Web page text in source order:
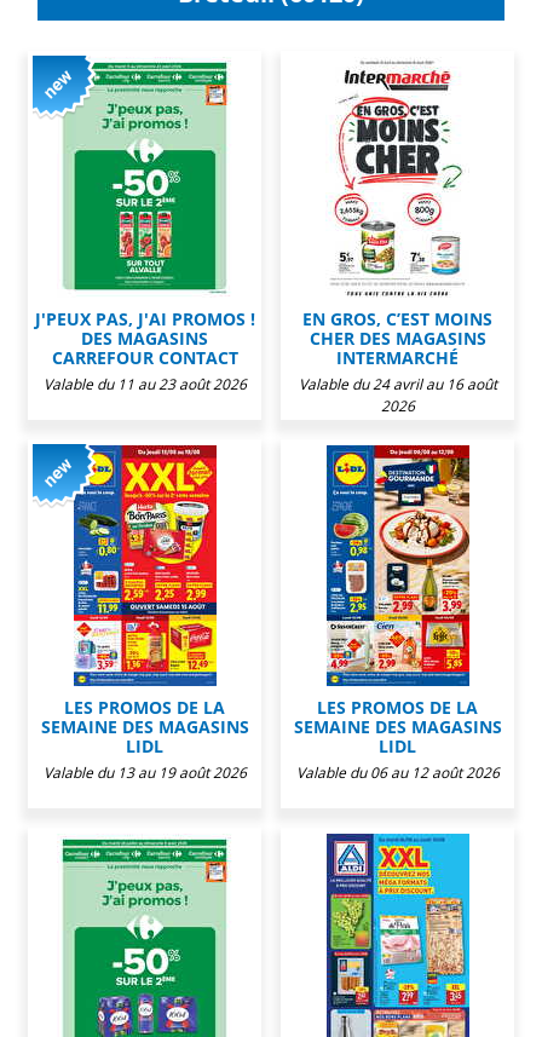
J'PEUX PAS, J'AI PROMOS !
DES MAGASINS
CARREFOUR CONTACT
Valable du 11 au 23 août 2026
EN GROS, C’EST MOINS
CHER DES MAGASINS
INTERMARCHÉ
Valable du 24 avril au 16 août
2026
LES PROMOS DE LA
SEMAINE DES MAGASINS
LIDL
Valable du 13 au 19 août 2026
LES PROMOS DE LA
SEMAINE DES MAGASINS
LIDL
Valable du 06 au 12 août 2026